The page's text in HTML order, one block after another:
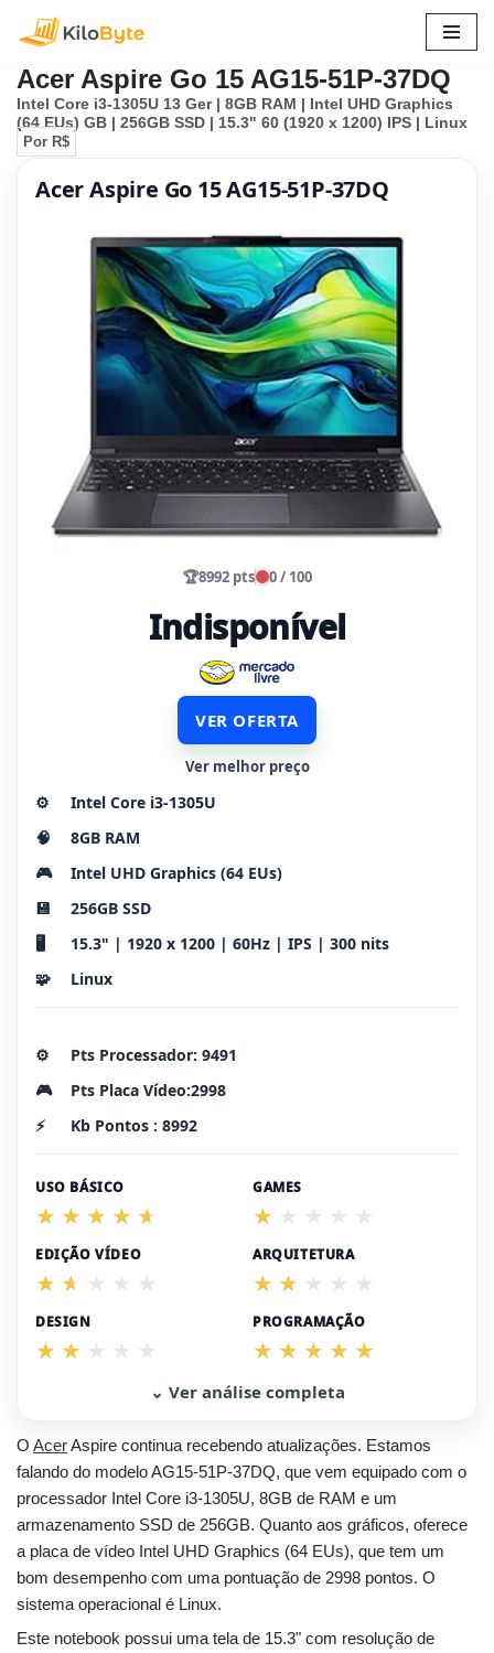
para
o
conteúdo
Acer Aspire Go 15 AG15-51P-37DQ
Intel Core i3-1305U 13 Ger | 8GB RAM | Intel UHD Graphics
(64 EUs) GB | 256GB SSD | 15.3" 60 (1920 x 1200) IPS | Linux
Por R$
Acer Aspire Go 15 AG15-51P-37DQ
🏆8992 pts 0 / 100
Indisponível
VER OFERTA
Ver melhor preço
⚙️
Intel Core i3-1305U
🧠
8GB RAM
🎮
Intel UHD Graphics (64 EUs)
💾
256GB SSD
🖥️
15.3" | 1920 x 1200 | 60Hz | IPS | 300 nits
🧩
Linux
⚙️
Pts Processador: 9491
🎮
Pts Placa Vídeo:2998
⚡
Kb Pontos : 8992
USO BÁSICO GAMES
EDIÇÃO VÍDEO ARQUITETURA
DESIGN PROGRAMAÇÃO
⌄ Ver análise completa
O AcerAspire continua recebendo atualizações. Estamos
falando do modelo AG15-51P-37DQ, que vem equipado com o
processador Intel Core i3-1305U, 8GB de RAM e um
armazenamento SSD de 256GB. Quanto aos gráficos, oferece
a placa de vídeo Intel UHD Graphics (64 EUs), que tem um
bom desempenho com uma pontuação de 2998 pontos. O
sistema operacional é Linux.
Este notebook possui uma tela de 15.3" com resolução de